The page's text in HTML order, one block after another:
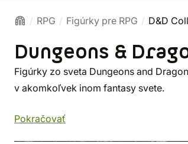
RPG Figúrky pre RPG D&D
Dungeons &
Figúrky zo sveta Dungeons and
v akomkoľvek inom fantasy svete.
Pokračovať